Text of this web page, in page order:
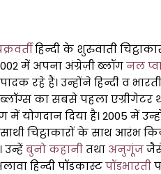
हिन्दी के शुरुवाती
में अपना अंग्रेज़ी ब्लॉगनल
रहे हैं। उन्होंने हिन्दी व
का सबसे पहला एग्रीगेटर
योगदान दिया है। 2005 में
चिट्ठाकारों के साथ आरंभ
उन्हेंबुनो कहानीतथा अनुगूंज
हिन्दी पॉडकास्टपॉडभारती